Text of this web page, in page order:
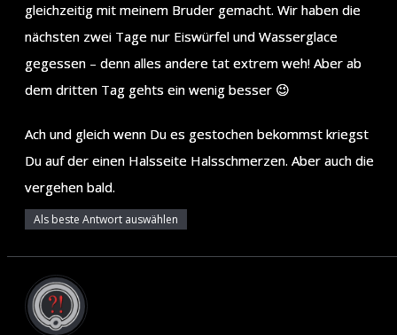
gleichzeitig mit meinem Bruder gemacht. Wir haben die
nächsten zwei Tage nur Eiswürfel und Wasserglace
gegessen – denn alles andere tat extrem weh! Aber ab
dem dritten Tag gehts ein wenig besser 😉
Ach und gleich wenn Du es gestochen bekommst kriegst
Du auf der einen Halsseite Halsschmerzen. Aber auch die
vergehen bald.
Als beste Antwort auswählen